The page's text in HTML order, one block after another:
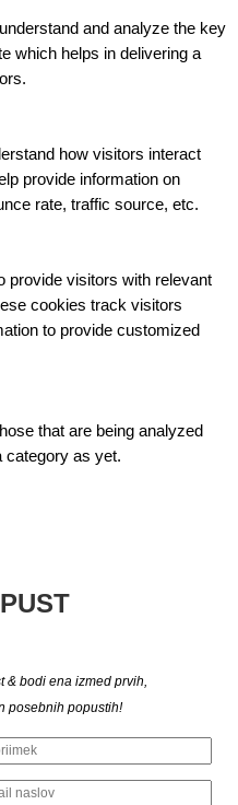
and analyze the key
which helps in delivering a
how visitors interact
provide information on
rate, traffic source, etc.
provide visitors with relevant
cookies track visitors
to provide customized
that are being analyzed
category as yet.
& bodi ena izmed prvih,
posebnih popustih!